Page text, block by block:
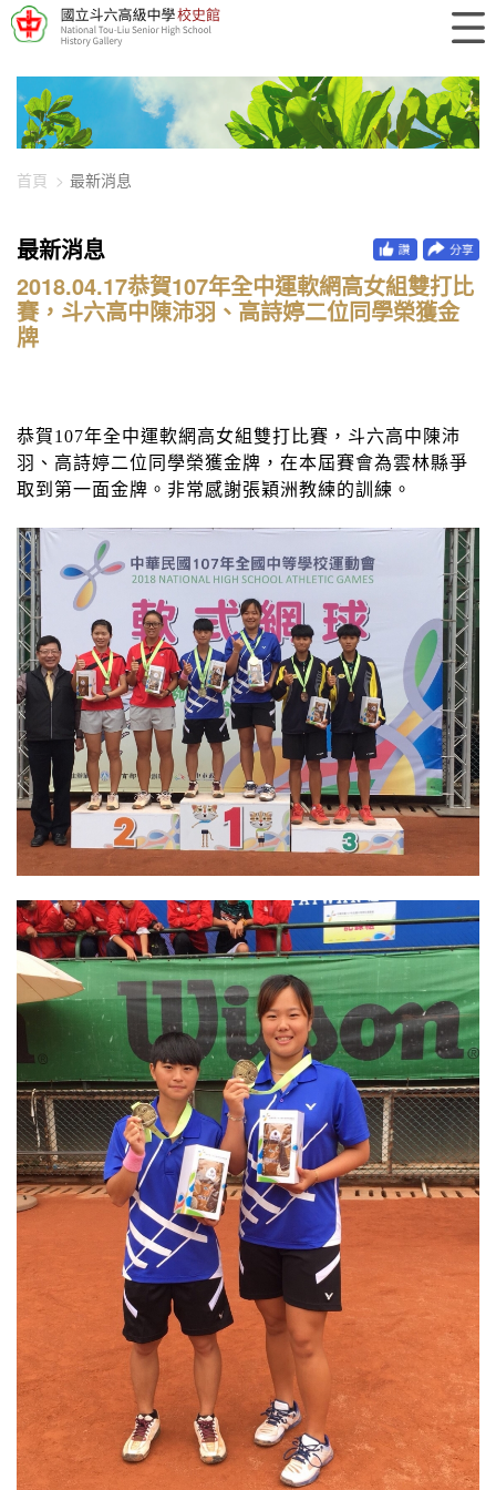
448-1687
首頁 最新消息
最新消息
2018.04.17恭賀107年全中運軟網高女組雙打比
賽，斗六高中陳沛羽、高詩婷二位同學榮獲金
牌
恭賀107年全中運軟網高女組雙打比賽，斗六高中陳沛
羽、高詩婷二位同學榮獲金牌，在本屆賽會為雲林縣爭
取到第一面金牌。非常感謝張穎洲教練的訓練。